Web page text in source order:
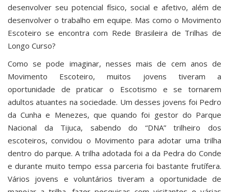
desenvolver seu potencial físico, social e afetivo, além de
desenvolver o trabalho em equipe. Mas como o Movimento
Escoteiro se encontra com Rede Brasileira de Trilhas de
Longo Curso?
Como se pode imaginar, nesses mais de cem anos de
Movimento Escoteiro, muitos jovens tiveram a
oportunidade de praticar o Escotismo e se tornarem
adultos atuantes na sociedade. Um desses jovens foi Pedro
da Cunha e Menezes, que quando foi gestor do Parque
Nacional da Tijuca, sabendo do “DNA” trilheiro dos
escoteiros, convidou o Movimento para adotar uma trilha
dentro do parque. A trilha adotada foi a da Pedra do Conde
e durante muito tempo essa parceria foi bastante frutífera.
Vários jovens e voluntários tiveram a oportunidade de